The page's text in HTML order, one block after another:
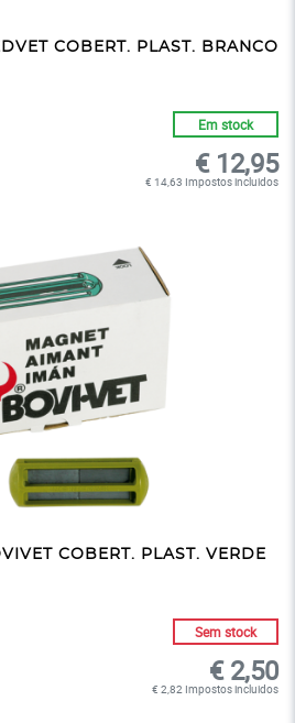
COBERT. PLAST. BRANCO
Em stock
€ 12,95
€ 14,63 Impostos incluidos
COBERT. PLAST. VERDE
Sem stock
€ 2,50
€ 2,82 Impostos incluidos